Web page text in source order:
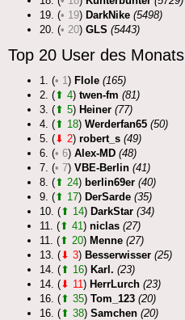
19. (• 19) DarkNike (5498)
20. (• 20) GLS (5443)
Top 20 User des Monats
1. (• 1 ) Flole (165)
2. (⬆ 4) twen-fm (81)
3. (⬆ 5) Heiner (77)
4. (⬆ 18) Werderfan65 (50)
5. (⬇ 2) robert_s (49)
6. (• 6) Alex-MD (48)
7. (• 7) VBE-Berlin (41)
8. (⬆ 24) berlin69er (40)
9. (⬆ 17) DerSarde (35)
10. (⬆ 14) DarkStar (34)
11. (⬆ 41 ) niclas (27)
11. (⬆ 20) Menne (27)
13. (⬇ 3) Besserwisser (25)
14. (⬆ 16) Karl. (23)
14. (⬇ 11 ) HerrLurch (23)
16. (⬆ 35) Tom_123 (20)
16. (⬆ 38) Samchen (20)